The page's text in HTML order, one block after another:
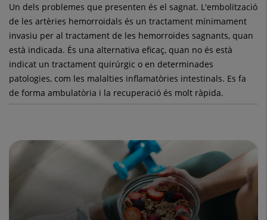
Un dels problemes que presenten és el sagnat. L'embolització
de les artèries hemorroidals és un tractament mínimament
invasiu per al tractament de les hemorroides sagnants, quan
està indicada. És una alternativa eficaç, quan no és està
indicat un tractament quirúrgic o en determinades
patologies, com les malalties inflamatòries intestinals. Es fa
de forma ambulatòria i la recuperació és molt ràpida.